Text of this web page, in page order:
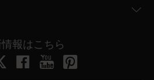
報はこちら